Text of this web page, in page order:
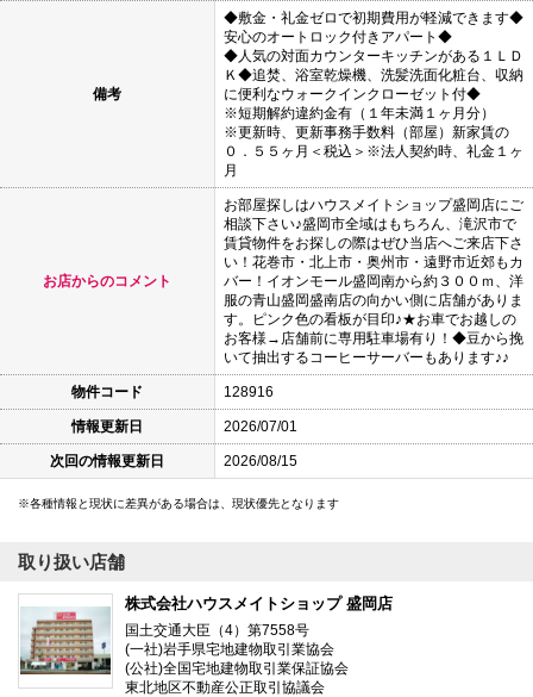
備考
◆敷金・礼金ゼロで初期費用が軽減できます◆
安心のオートロック付きアパート◆
◆人気の対面カウンターキッチンがある１ＬＤ
Ｋ◆追焚、浴室乾燥機、洗髪洗面化粧台、収納
に便利なウォークインクローゼット付◆
※短期解約違約金有（１年未満１ヶ月分）
※更新時、更新事務手数料（部屋）新家賃の
０．５５ヶ月＜税込＞※法人契約時、礼金１ヶ
月
お店からのコメント
お部屋探しはハウスメイトショップ盛岡店にご
相談下さい♪盛岡市全域はもちろん、滝沢市で
賃貸物件をお探しの際はぜひ当店へご来店下さ
い！花巻市・北上市・奥州市・遠野市近郊もカ
バー！イオンモール盛岡南から約３００ｍ、洋
服の青山盛岡盛南店の向かい側に店舗がありま
す。ピンク色の看板が目印♪★お車でお越しの
お客様→店舗前に専用駐車場有り！◆豆から挽
いて抽出するコーヒーサーバーもあります♪♪
物件コード 128916
情報更新日 2026/07/01
次回の情報更新日 2026/08/15
各種情報と現状に差異がある場合は、現状優先となります
取り扱い店舗
株式会社ハウスメイトショップ 盛岡店
国土交通大臣（4）第7558号
(一社)岩手県宅地建物取引業協会
(公社)全国宅地建物取引業保証協会
東北地区不動産公正取引協議会